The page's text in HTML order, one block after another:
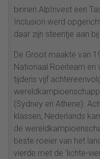
binnen AlpInvest een
Inclusion werd
daar zijn steentje aan
De Groot maakte van
Nationaal Roeiteam en
tijdens vijf
(Sydney en Athene).
klassen, Nederlands
de
beste roeier van het
vierde met de ‘lichte-